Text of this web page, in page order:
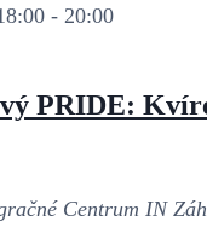
- 20:00
PRIDE:
Centrum IN